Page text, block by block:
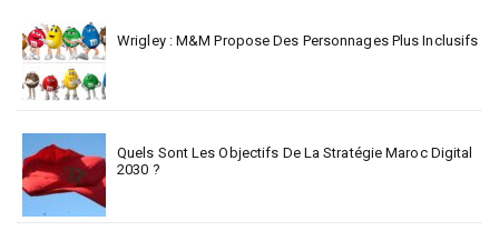
Wrigley : M&M Propose Des Personnages Plus Inclusifs
Quels Sont Les Objectifs De La Stratégie Maroc Digital
2030 ?